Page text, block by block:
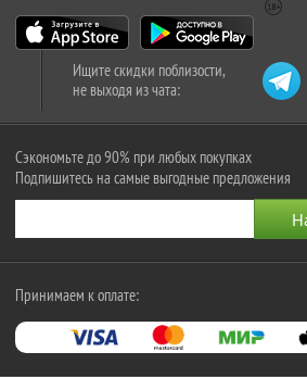
Ищите скидки поблизости,
не выходя из чата:
Сэкономьте до 90% при любых покупках
Подпишитесь на самые выгодные предложения
Принимаем к оплате: